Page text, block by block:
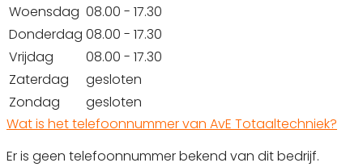
Woensdag 08.00 - 17.30
Donderdag 08.00 - 17.30
Vrijdag
08.00 - 17.30
Zaterdag
gesloten
Zondag
gesloten
Wat is het telefoonnummer van AvE Totaaltechniek?
Er is geen telefoonnummer bekend van dit bedrijf.